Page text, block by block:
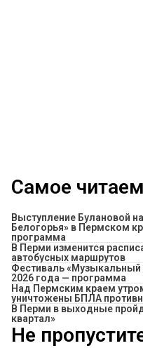
Самое
Выступление Булановой
Белогорья» в Пермском
программа
​В Перми изменится
автобусных маршрутов
Фестиваль «Музыкальный
2026 года — программа
Над Пермским краем
уничтожены БПЛА
В Перми в выходные
квартал»
Не